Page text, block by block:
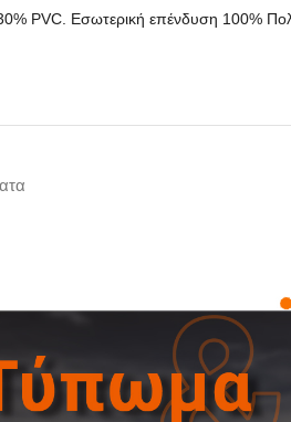
PVC. Εσωτερική επένδυση 100%